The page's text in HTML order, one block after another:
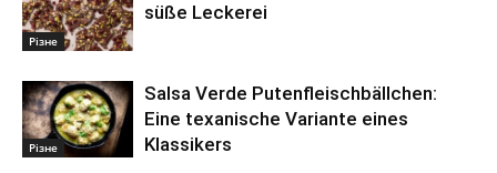
Різне
süße Leckerei
Різне
Salsa Verde Putenfleischbällchen:
Eine texanische Variante eines
Klassikers